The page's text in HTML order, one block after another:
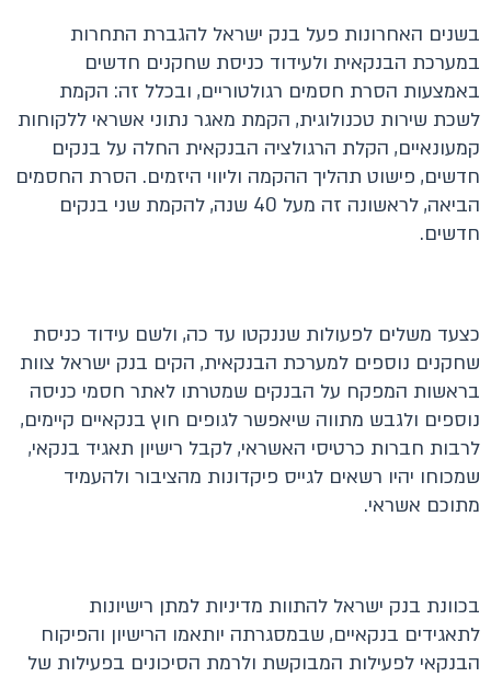
בשנים האחרונות פעל בנק ישראל להגברת התחרות
במערכת הבנקאית ולעידוד כניסת שחקנים חדשים
באמצעות הסרת חסמים רגולטוריים, ובכלל זה: הקמת
לשכת שירות טכנולוגית, הקמת מאגר נתוני אשראי ללקוחות
קמעונאיים, הקלת הרגולציה הבנקאית החלה על בנקים
חדשים, פישוט תהליך ההקמה וליווי היזמים. הסרת החסמים
הביאה, לראשונה זה מעל 40 שנה, להקמת שני בנקים
חדשים.
כצעד משלים לפעולות שננקטו עד כה, ולשם עידוד כניסת
שחקנים נוספים למערכת הבנקאית, הקים בנק ישראל צוות
בראשות המפקח על הבנקים שמטרתו לאתר חסמי כניסה
נוספים ולגבש מתווה שיאפשר לגופים חוץ בנקאיים קיימים,
לרבות חברות כרטיסי האשראי, לקבל רישיון תאגיד בנקאי,
שמכוחו יהיו רשאים לגייס פיקדונות מהציבור ולהעמיד
מתוכם אשראי.
בכוונת בנק ישראל להתוות מדיניות למתן רישיונות
לתאגידים בנקאיים, שבמסגרתה יותאמו הרישיון והפיקוח
הבנקאי לפעילות המבוקשת ולרמת הסיכונים בפעילות של